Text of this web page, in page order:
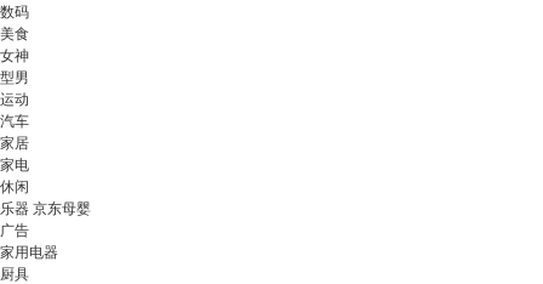
数码
美食
女神
型男
运动
汽车
家居
家电
休闲
乐器 京东母婴
广告
家用电器
厨具